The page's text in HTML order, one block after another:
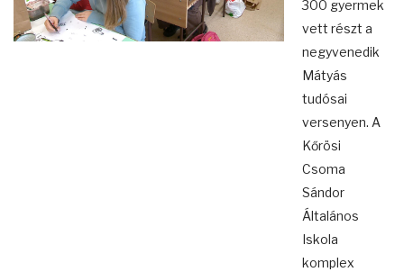
300 gyermek
vett részt a
negyvenedik
Mátyás
tudósai
versenyen. A
Kőrösi
Csoma
Sándor
Általános
Iskola
komplex